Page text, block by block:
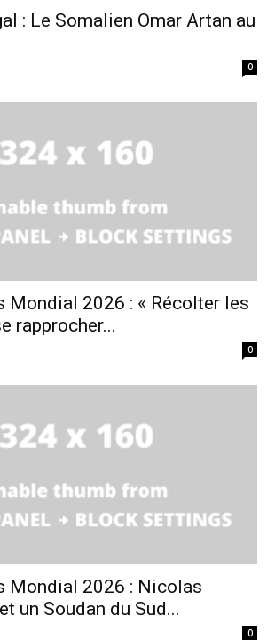
: Le Somalien Omar Artan au
0
Mondial 2026 : « Récolter les
rapprocher...
0
Mondial 2026 : Nicolas
un Soudan du Sud...
0